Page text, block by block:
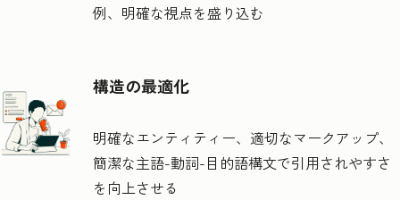
例、明確な視点を盛り込む
構造の最適化
明確なエンティティー、適切なマークアップ、
簡潔な主語-動詞-目的語構文で引用されやすさ
を向上させる